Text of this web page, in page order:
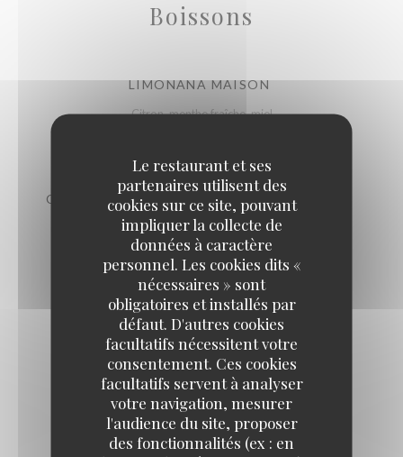
Le restaurant et ses
partenaires utilisent des
cookies sur ce site, pouvant
impliquer la collecte de
données à caractère
personnel. Les cookies dits «
nécessaires » sont
obligatoires et installés par
défaut. D'autres cookies
facultatifs nécessitent votre
consentement. Ces cookies
facultatifs servent à analyser
votre navigation, mesurer
l'audience du site, proposer
des fonctionnalités (ex : en
Boissons
LIMONANA MAISON
Citron, menthe fraîche, miel
COCKTAIL ARAK-NANA OU BOUKHA-NANA
12,00 EUR
THÉ À LA MENTHE FRAÎCHE
7,50 EUR
COCA ZERO
5,00 EUR